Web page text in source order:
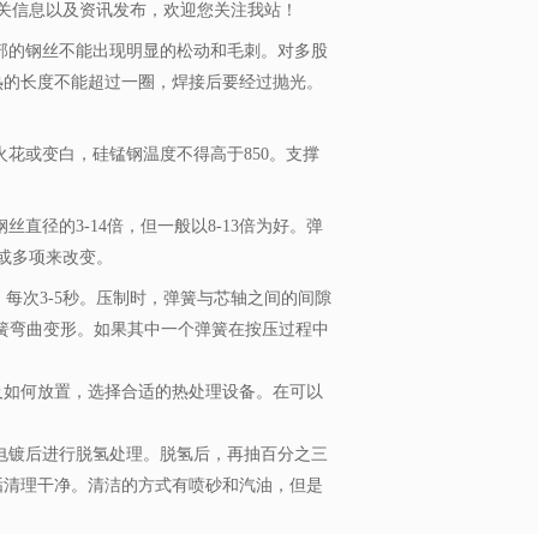
息以及资讯发布，欢迎您关注我站！
钢丝不能出现明显的松动和毛刺。对多股
长度不能超过一圈，焊接后要经过抛光。
或变白，硅锰钢温度不得高于850。支撑
直径的3-14倍，但一般以8-13倍为好。弹
项来改变。
次3-5秒。压制时，弹簧与芯轴之间的间隙
曲变形。如果其中一个弹簧在按压过程中
放置，选择合适的热处理设备。在可以
后进行脱氢处理。脱氢后，再抽百分之三
理干净。清洁的方式有喷砂和汽油，但是